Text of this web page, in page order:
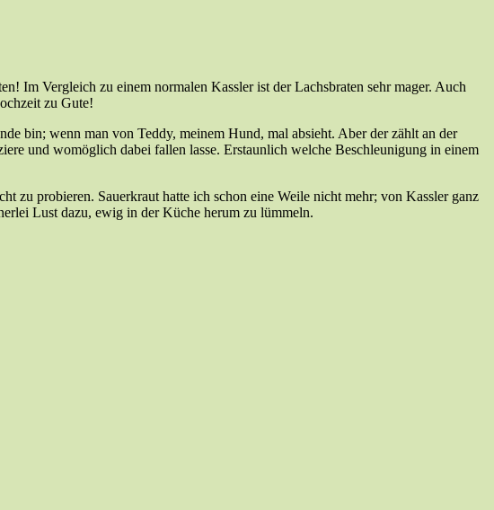
Im Vergleich zu einem normalen Kassler ist der Lachsbraten sehr mager. Auch
zu Gute!
bin; wenn man von Teddy, meinem Hund, mal absieht. Aber der zählt an der
und womöglich dabei fallen lasse. Erstaunlich welche Beschleunigung in einem
zu probieren. Sauerkraut hatte ich schon eine Weile nicht mehr; von Kassler ganz
Lust dazu, ewig in der Küche herum zu lümmeln.